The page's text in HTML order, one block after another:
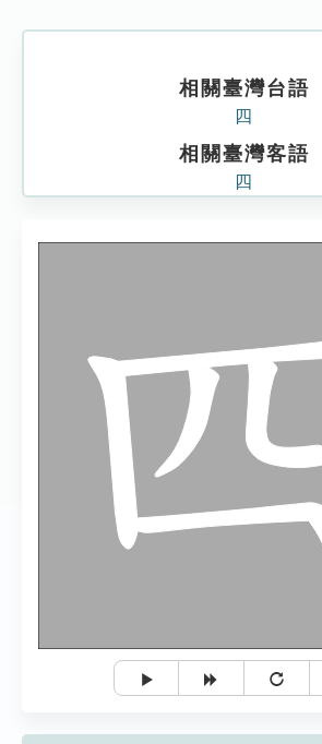
相關臺灣台語
四
相關臺灣客語
四